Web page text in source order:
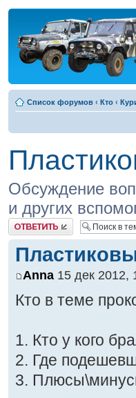
Список форумов ‹ Кто ‹
Обсуждение
и других
Ответить
Anna 15 дек 2012,
Кто в теме
1. Кто у кого
2. Где
3.